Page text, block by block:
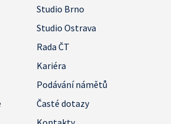
Studio Brno
Studio Ostrava
Rada ČT
Kariéra
Podávání námětů
Časté dotazy